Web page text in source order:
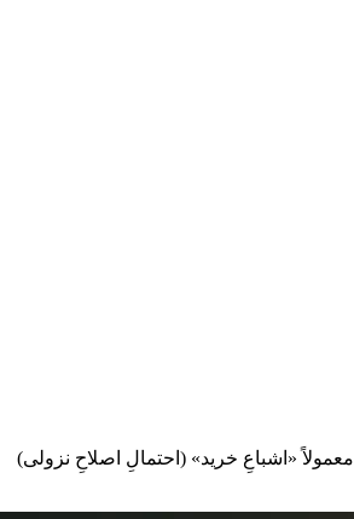
اندیکاتور RSI (Relative Strength Index/شاخص قدرت نسبی) یک اسیلاتور است که بین ۰ تا ۱۰۰ نوسان می‌کند و سرعت و قدرتِ حرکتِ قیمت را می‌سنجد. بالای ۷۰ معمولاً «اشباعِ خرید» (احتمالِ اصلاحِ نزولی)